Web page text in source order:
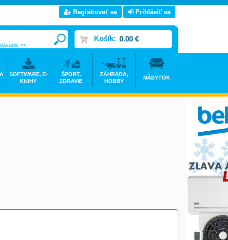
Registrovať sa Prihlásiť sa
Košík: 0.00 €
>>
SOFTWARE, E-
KNIHY
ŠPORT,
ZDRAVIE
ZÁHRADA,
HOBBY
NÁBYTOK